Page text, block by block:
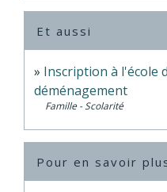
Et aussi
Inscription à l'école
déménagement
Famille - Scolarité
Pour en savoir